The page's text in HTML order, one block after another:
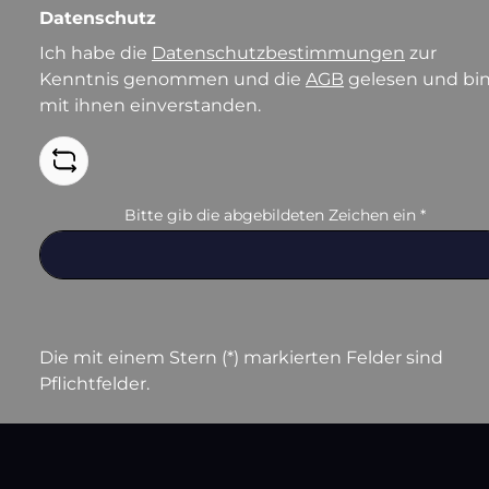
Datenschutz
Ich habe die Datenschutzbestimmungen zur
Kenntnis genommen und die AGB gelesen und
mit ihnen einverstanden.
Bitte gib die abgebildeten Zeichen ein *
Die mit einem Stern (*) markierten Felder sind
Pflichtfelder.